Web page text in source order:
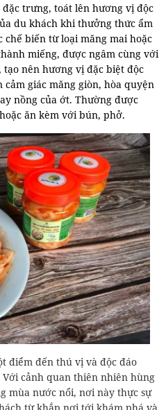
trưng, toát lên hương vị độc
du khách khi thưởng thức ẩm
biến từ loại măng mai hoặc
miếng, được ngâm cùng với
nên hương vị đặc biệt độc
giác măng giòn, hòa quyện
nồng của ớt. Thường được
ăn kèm với bún, phở.
điểm đến thú vị và độc đáo
cảnh quan thiên nhiên hùng
mùa nước nổi, nơi này thực sự